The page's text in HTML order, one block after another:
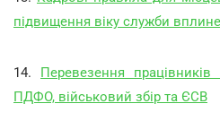
підвищення віку служби
14. Перевезення
ПДФО, військовий збір та ЄСВ